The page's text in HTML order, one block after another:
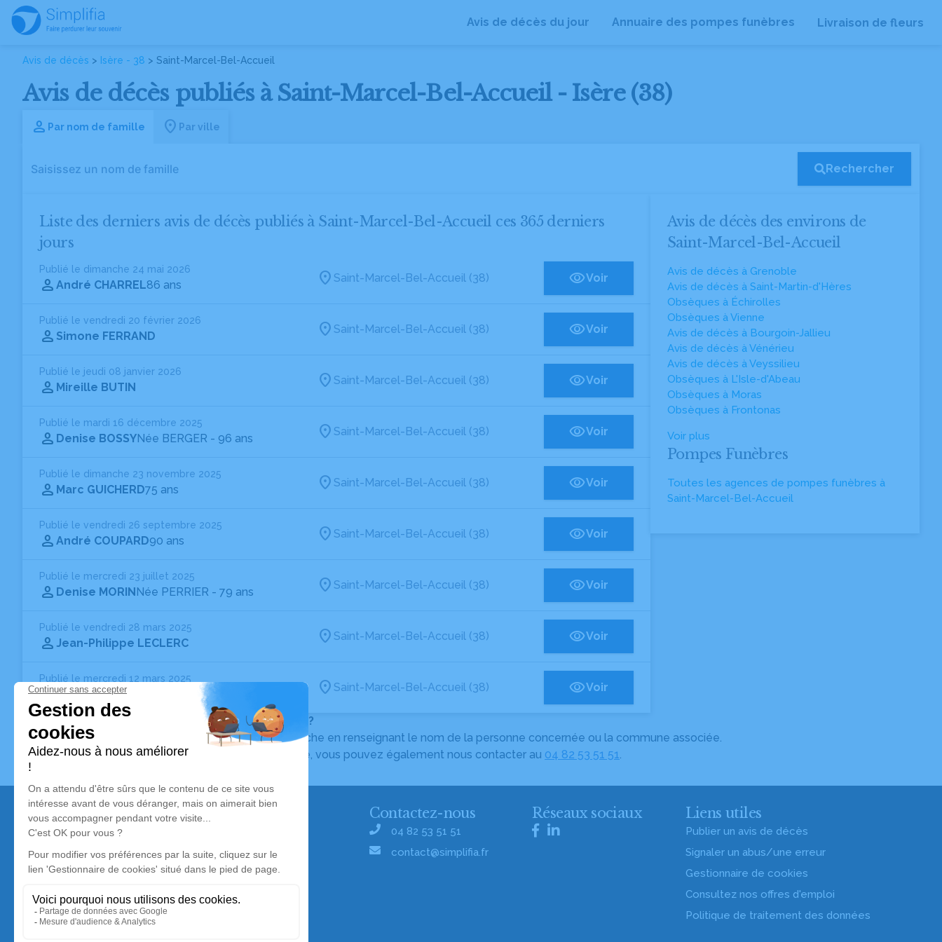
Avis de décès du jour Annuaire des pompes funèbres Livraison de fleurs
Avis de décès > Isère - 38 > Saint-Marcel-Bel-Accueil
Avis de décès publiés à Saint-Marcel-Bel-Accueil - Isère (38)
Par nom de famille Par ville
Rechercher
Liste des derniers avis de décès publiés à Saint-Marcel-Bel-Accueil ces 365 derniers
jours
Publié le dimanche 24 mai 2026
André CHARREL86 ans
Saint-Marcel-Bel-Accueil (38) Voir
Publié le vendredi 20 février 2026
Simone FERRAND
Saint-Marcel-Bel-Accueil (38) Voir
Publié le jeudi 08 janvier 2026
Mireille BUTIN
Saint-Marcel-Bel-Accueil (38) Voir
Publié le mardi 16 décembre 2025
Denise BOSSYNée BERGER - 96 ans
Saint-Marcel-Bel-Accueil (38) Voir
Publié le dimanche 23 novembre 2025
Marc GUICHERD75 ans
Saint-Marcel-Bel-Accueil (38) Voir
Publié le vendredi 26 septembre 2025
André COUPARD90 ans
Saint-Marcel-Bel-Accueil (38) Voir
Publié le mercredi 23 juillet 2025
Denise MORINNée PERRIER - 79 ans
Saint-Marcel-Bel-Accueil (38) Voir
Publié le vendredi 28 mars 2025
Jean-Philippe LECLERC
Saint-Marcel-Bel-Accueil (38) Voir
Publié le mercredi 12 mars 2025
Josette BOTU Née GARNIER
Saint-Marcel-Bel-Accueil (38) Voir
Avis de décès des environs de
Saint-Marcel-Bel-Accueil
Avis de décès à Grenoble
Avis de décès à Saint-Martin-d'Hères
Obsèques à Échirolles
Obsèques à Vienne
Avis de décès à Bourgoin-Jallieu
Avis de décès à Vénérieu
Avis de décès à Veyssilieu
Obsèques à L'Isle-d'Abeau
Obsèques à Moras
Obsèques à Frontonas
Voir plus
Pompes Funèbres
Toutes les agences de pompes funèbres à
Saint-Marcel-Bel-Accueil
Vous ne trouvez pas l’avis de décès recherché ?
Pour affiner votre recherche, utilisez la barre de recherche en renseignant le nom de la personne concernée ou la commune associée.
Pour toute question relative au fonctionnement du site, vous pouvez également nous contacter au 04 82 53 51 51.
Nos services
Avis de décès
Liste des familles
Annuaire des pompes funèbres
Livraison de fleurs
Contactez-nous
04 82 53 51 51
contact@simplifia.fr
Réseaux sociaux Liens utiles
Publier un avis de décès
Signaler un abus/une erreur
Gestionnaire de cookies
Consultez nos offres d'emploi
Politique de traitement des données